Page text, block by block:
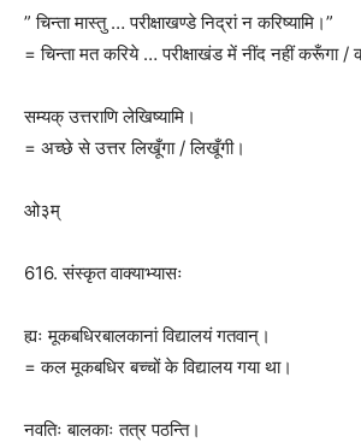
” चिन्ता मास्तु … परीक्षाखण्डे निद्रां न करिष्यामि।”
= चिन्ता मत करिये … परीक्षाखंड में नींद नहीं करूँगा /
सम्यक् उत्तराणि लेखिष्यामि।
= अच्छे से उत्तर लिखूँगा / लिखूँगी।
ओ३म्
616. संस्कृत वाक्याभ्यासः
ह्यः मूकबधिरबालकानां विद्यालयं गतवान्।
= कल मूकबधिर बच्चों के विद्यालय गया था।
नवतिः बालकाः तत्र पठन्ति।